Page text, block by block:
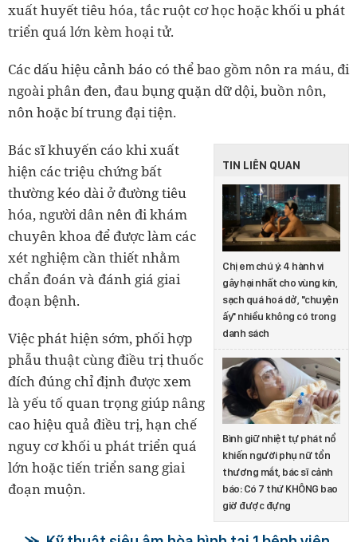
xuất huyết tiêu hóa, tắc ruột cơ học hoặc khối u phát
triển quá lớn kèm hoại tử.
Các dấu hiệu cảnh báo có thể bao gồm nôn ra máu, đi
ngoài phân đen, đau bụng quặn dữ dội, buồn nôn,
nôn hoặc bí trung đại tiện.
TIN LIÊN QUAN
Chị em chú ý: 4 hành vi
gây hại nhất cho vùng kín,
sạch quá hoá dở, "chuyện
ấy" nhiều không có trong
danh sách
Bình giữ nhiệt tự phát nổ
khiến người phụ nữ tổn
thương mắt, bác sĩ cảnh
báo: Có 7 thứ KHÔNG bao
giờ được đựng
Bác sĩ khuyến cáo khi xuất
hiện các triệu chứng bất
thường kéo dài ở đường tiêu
hóa, người dân nên đi khám
chuyên khoa để được làm các
xét nghiệm cần thiết nhằm
chẩn đoán và đánh giá giai
đoạn bệnh.
Việc phát hiện sớm, phối hợp
phẫu thuật cùng điều trị thuốc
đích đúng chỉ định được xem
là yếu tố quan trọng giúp nâng
cao hiệu quả điều trị, hạn chế
nguy cơ khối u phát triển quá
lớn hoặc tiến triển sang giai
đoạn muộn.